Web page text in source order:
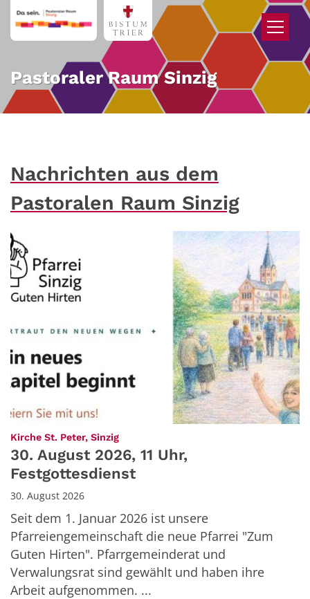
Zum Inhalt springen
Pastoraler Raum Sinzig
Nachrichten aus dem
Pastoralen Raum Sinzig
Kirche St. Peter, Sinzig:
30. August 2026, 11 Uhr,
Festgottesdienst
30. August 2026
Seit dem 1. Januar 2026 ist unsere
Pfarreiengemeinschaft die neue Pfarrei "Zum
Guten Hirten". Pfarrgemeinderat und
Verwalungsrat sind gewählt und haben ihre
Arbeit aufgenommen. ...